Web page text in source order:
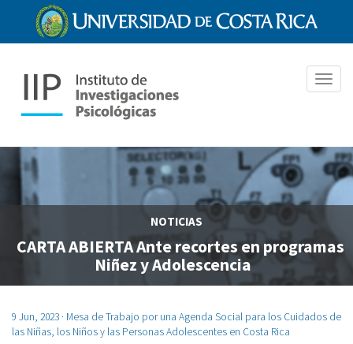
contenido
NOTICIAS
CARTA ABIERTA Ante recortes en programas
Niñez y Adolescencia
9 Jun, 2023 · Mesa de Trabajo por una Agenda Social para los Cuidados de
las Niñas, los Niños y las Personas Adolescentes en Costa Rica